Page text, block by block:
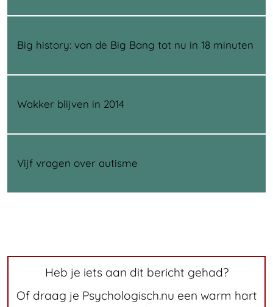
Big history: van de Big Bang tot nu in 18 minuten
Wakker blijven in 2014
Vijf vragen over autisme
Heb je iets aan dit bericht gehad?
Of draag je Psychologisch.nu een warm hart